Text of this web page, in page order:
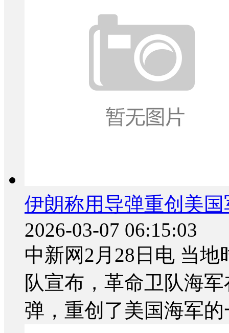
伊朗称用导弹重创美国
2026-03-07 06:15:03
中新网2月28日电 当
队宣布，革命卫队海
弹，重创了美国海军的